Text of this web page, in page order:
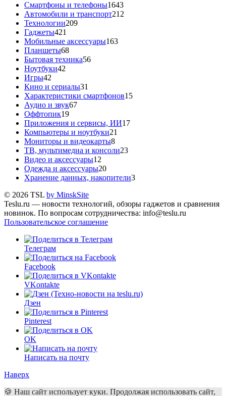
Смартфоны и телефоны1643
Автомобили и транспорт212
Технологии209
Гаджеты421
Мобильные аксессуары163
Планшеты68
Бытовая техника56
Ноутбуки42
Игры42
Кино и сериалы31
Характеристики смартфонов15
Аудио и звук67
Оффтопик19
Приложения и сервисы, ИИ17
Компьютеры и ноутбуки21
Мониторы и видеокарты8
ТВ, мультимедиа и консоли23
Видео и аксессуары12
Одежда и аксессуары20
Хранение данных, накопители3
© 2026 TSL by MinskSite
Teslu.ru — новости технологий, обзоры гаджетов и сравнения
новинок. По вопросам сотрудничества: info@teslu.ru
Пользовательское соглашение
Телеграм
Facebook
VKontakte
Дзен
Pinterest
OK
Написать на почту
Наверх
🍪 Наш сайт использует куки. Продолжая использовать сайт,